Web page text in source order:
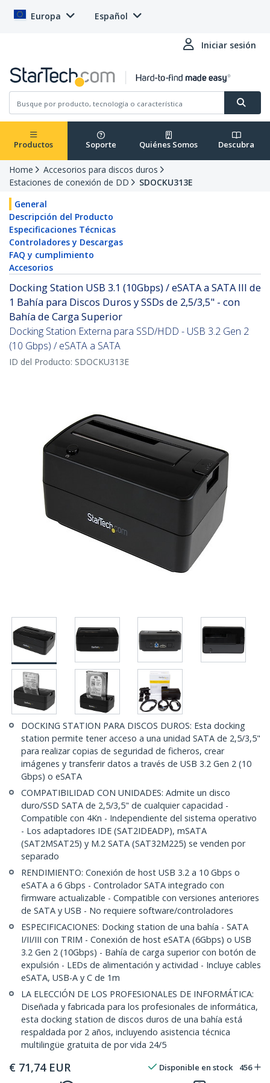
Europa Español
Iniciar sesión
Productos Soporte Quiénes Somos Descubra
Home
Accesorios para discos duros
Estaciones de conexión de DD
SDOCKU313E
General
Descripción del Producto
Especificaciones Técnicas
Controladores y Descargas
FAQ y cumplimiento
Accesorios
Docking Station USB 3.1 (10Gbps) / eSATA a SATA III de
1 Bahía para Discos Duros y SSDs de 2,5/3,5" - con
Bahía de Carga Superior
Docking Station Externa para SSD/HDD - USB 3.2 Gen 2
(10 Gbps) / eSATA a SATA
ID del Producto: SDOCKU313E
DOCKING STATION PARA DISCOS DUROS: Esta docking
station permite tener acceso a una unidad SATA de 2,5/3,5"
para realizar copias de seguridad de ficheros, crear
imágenes y transferir datos a través de USB 3.2 Gen 2 (10
Gbps) o eSATA
COMPATIBILIDAD CON UNIDADES: Admite un disco
duro/SSD SATA de 2,5/3,5" de cualquier capacidad -
Compatible con 4Kn - Independiente del sistema operativo
- Los adaptadores IDE (SAT2IDEADP), mSATA
(SAT2MSAT25) y M.2 SATA (SAT32M225) se venden por
separado
RENDIMIENTO: Conexión de host USB 3.2 a 10 Gbps o
eSATA a 6 Gbps - Controlador SATA integrado con
firmware actualizable - Compatible con versiones anteriores
de SATA y USB - No requiere software/controladores
ESPECIFICACIONES: Docking station de una bahía - SATA
I/II/III con TRIM - Conexión de host eSATA (6Gbps) o USB
3.2 Gen 2 (10Gbps) - Bahía de carga superior con botón de
expulsión - LEDs de alimentación y actividad - Incluye cables
eSATA, USB-A y C de 1m
LA ELECCIÓN DE LOS PROFESIONALES DE INFORMÁTICA:
Diseñada y fabricada para los profesionales de informática,
esta docking station de discos duros de una bahía está
respaldada por 2 años, incluyendo asistencia técnica
multilingüe gratuita de por vida 24/5
€ 71,74 EUR Disponible en stock 456